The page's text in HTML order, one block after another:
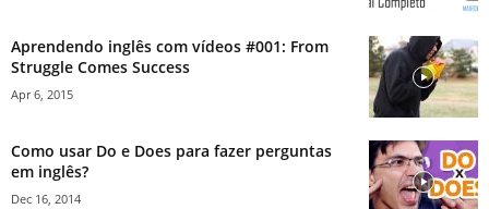
Aprendendo inglês com vídeos #001: From
Struggle Comes Success
Apr 6, 2015
Como usar Do e Does para fazer perguntas
em inglês?
Dec 16, 2014